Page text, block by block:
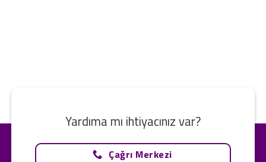
Yardıma mı ihtiyacınız var?
Çağrı Merkezi